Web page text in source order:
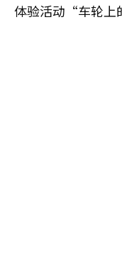
体验活动“车轮上